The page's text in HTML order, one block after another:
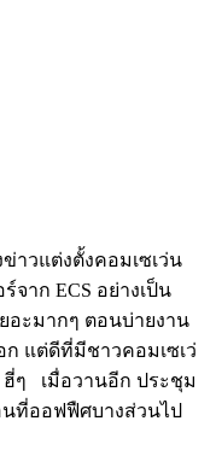
าวแต่งตั้งคอมเซเว่น
าก ECS อย่างเป็น
อะมากๆ ตอนบ่ายงาน
แต่ดีที่มีชาวคอมเซเว่
ฮี่ๆ เมื่อวานอีก ประชุม
นที่ออฟฟืศบางส่วนไป